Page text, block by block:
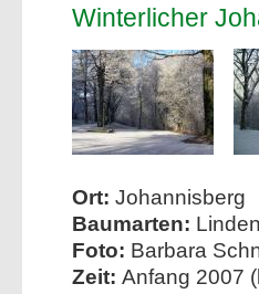
Winterlicher
Ort: Johannisberg
Baumarten:
Foto: Barbara
Zeit: Anfang 2007